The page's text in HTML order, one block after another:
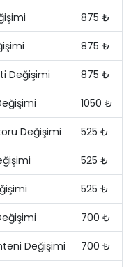
875 ₺
875 ₺
Değişimi 875 ₺
1050 ₺
Değişimi 525 ₺
525 ₺
525 ₺
700 ₺
Değişimi 700 ₺